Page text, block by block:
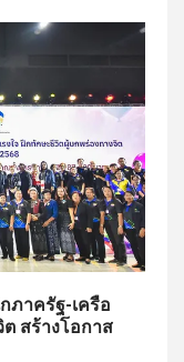
ภาครัฐ-เครือ
สร้างโอกาส